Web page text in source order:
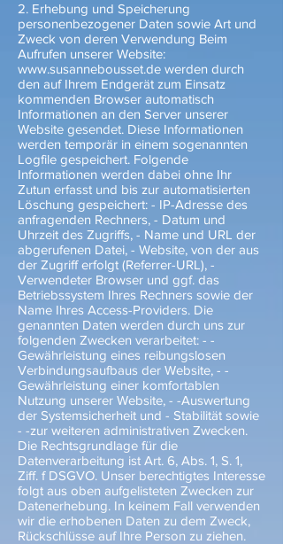
2. Erhebung und Speicherung
personenbezogener Daten sowie Art und
Zweck von deren Verwendung Beim
Aufrufen unserer Website:
www.susannebousset.de werden durch
den auf Ihrem Endgerät zum Einsatz
kommenden Browser automatisch
Informationen an den Server unserer
Website gesendet. Diese Informationen
werden temporär in einem sogenannten
Logfile gespeichert. Folgende
Informationen werden dabei ohne Ihr
Zutun erfasst und bis zur automatisierten
Löschung gespeichert: - IP-Adresse des
anfragenden Rechners, - Datum und
Uhrzeit des Zugriffs, - Name und URL der
abgerufenen Datei, - Website, von der aus
der Zugriff erfolgt (Referrer-URL), -
Verwendeter Browser und ggf. das
Betriebssystem Ihres Rechners sowie der
Name Ihres Access-Providers. Die
genannten Daten werden durch uns zur
folgenden Zwecken verarbeitet: - -
Gewährleistung eines reibungslosen
Verbindungsaufbaus der Website, - -
Gewährleistung einer komfortablen
Nutzung unserer Website, - -Auswertung
der Systemsicherheit und - Stabilität sowie
- -zur weiteren administrativen Zwecken.
Die Rechtsgrundlage für die
Datenverarbeitung ist Art. 6, Abs. 1, S. 1,
Ziff. f DSGVO. Unser berechtigtes Interesse
folgt aus oben aufgelisteten Zwecken zur
Datenerhebung. In keinem Fall verwenden
wir die erhobenen Daten zu dem Zweck,
Rückschlüsse auf Ihre Person zu ziehen.